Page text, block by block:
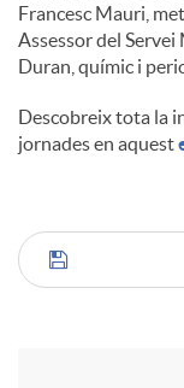
Francesc Mauri,
Assessor del
Duran, químic i
Descobreix tota la
jornades en aquest
C